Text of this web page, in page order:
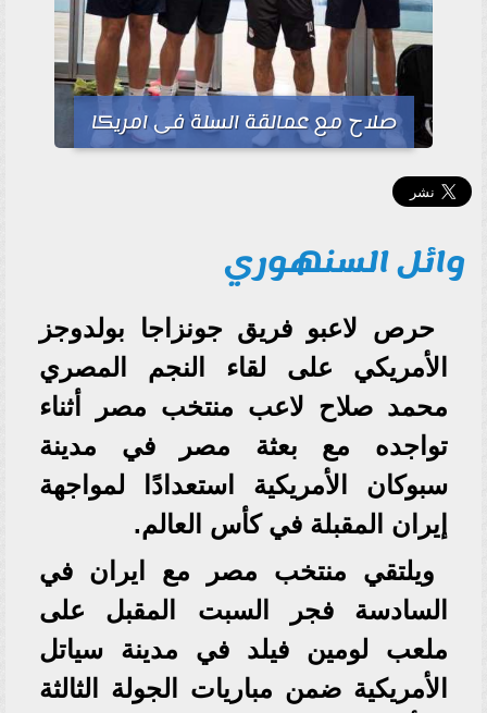
صلاح مع عمالقة السلة فى امريكا
وائل السنهوري
حرص لاعبو فريق جونزاجا بولدوجز
الأمريكي على لقاء النجم المصري
محمد صلاح لاعب منتخب مصر أثناء
تواجده مع بعثة مصر في مدينة
سبوكان الأمريكية استعدادًا لمواجهة
إيران المقبلة في كأس العالم.
ويلتقي منتخب مصر مع ايران في
السادسة فجر السبت المقبل على
ملعب لومين فيلد في مدينة سياتل
الأمريكية ضمن مباريات الجولة الثالثة